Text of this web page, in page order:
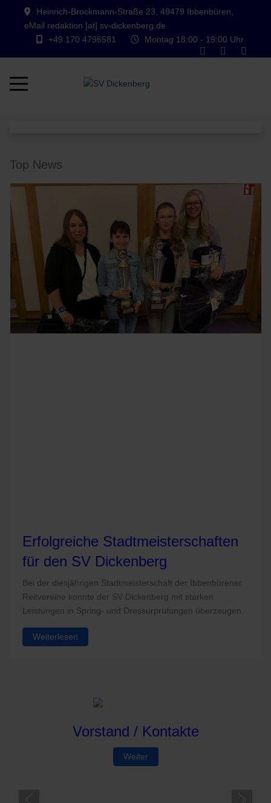
Heinrich-Brockmann-Straße 23, 49479 Ibbenbüren,
eMail redaktion [at] sv-dickenberg.de
+49 170 4796581
Montag 18:00 - 19:00 Uhr
Mobile Menu Toggle
Top News
Erfolgreiche Stadtmeisterschaften
für den SV Dickenberg
Bei der diesjährigen Stadtmeisterschaft der Ibbenbürener
Reitvereine konnte der SV Dickenberg mit starken
Leistungen in Spring- und Dressurprüfungen überzeugen.
Weiterlesen
Vorstand / Kontakte
Weiter